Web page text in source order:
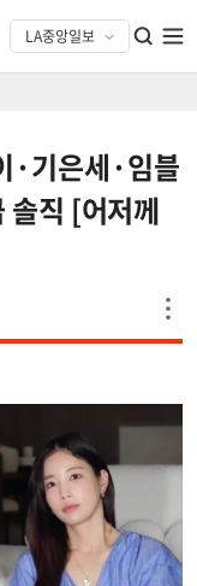
·기은세·임블
직 [어저께